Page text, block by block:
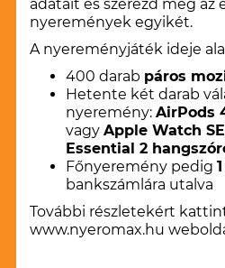
adatait és szerezd meg az
nyeremények egyikét.
A nyereményjáték ideje
400 darab páros
Hetente két darab
nyeremény: AirPods
vagy Apple Watch SE
Essential 2
Főnyeremény pedig
bankszámlára utalva
További részletekért
www.nyeromax.hu